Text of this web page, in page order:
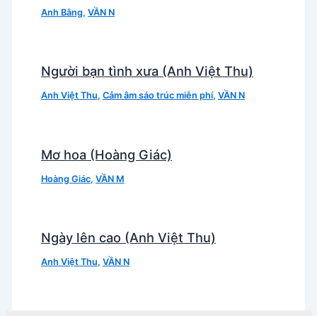
Anh Bằng, VẦN N
Người bạn tình xưa (Anh Việt Thu)
Anh Việt Thu, Cảm âm sáo trúc miễn phí, VẦN N
Mơ hoa (Hoàng Giác)
Hoàng Giác, VẦN M
Ngày lên cao (Anh Việt Thu)
Anh Việt Thu, VẦN N